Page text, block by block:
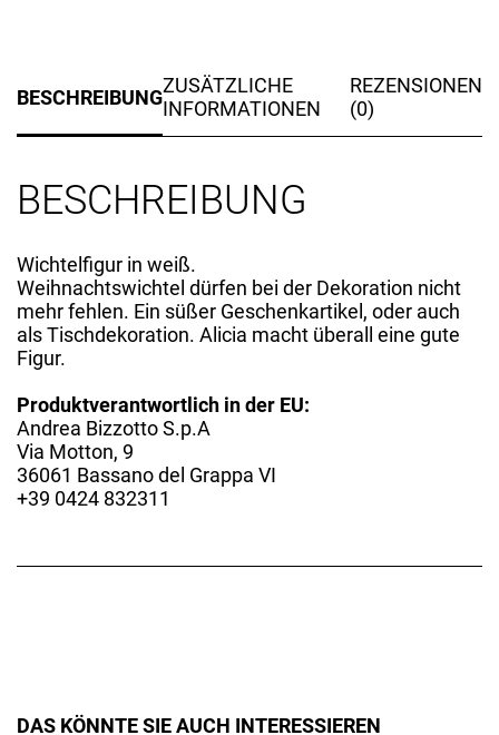
BESCHREIBUNGZUSÄTZLICHE
INFORMATIONEN
REZENSIONEN
(0)
BESCHREIBUNG
Wichtelfigur in weiß.
Weihnachtswichtel dürfen bei der Dekoration nicht
mehr fehlen. Ein süßer Geschenkartikel, oder auch
als Tischdekoration. Alicia macht überall eine gute
Figur.
Produktverantwortlich in der EU:
Andrea Bizzotto S.p.A
Via Motton, 9
36061 Bassano del Grappa VI
+39 0424 832311
DAS KÖNNTE SIE AUCH INTERESSIEREN